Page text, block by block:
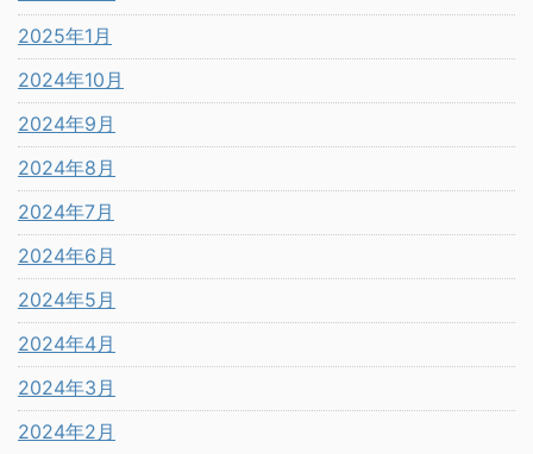
2025年1月
2024年10月
2024年9月
2024年8月
2024年7月
2024年6月
2024年5月
2024年4月
2024年3月
2024年2月